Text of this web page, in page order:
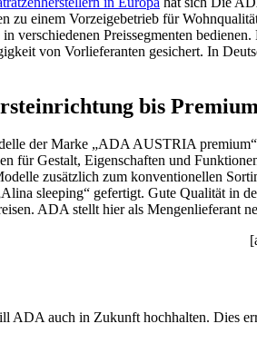
zu einem Vorzeigebetrieb für
verschiedenen Preissegmenten
von Vorlieferanten gesichert. In
bis
der Marke „ADA AUSTRIA
für Gestalt, Eigenschaften und
zusätzlich zum konventionellen
sleeping“ gefertigt. Gute Qualität in
ADA stellt hier als Mengenlieferant
ADA auch in Zukunft hochhalten. Dies